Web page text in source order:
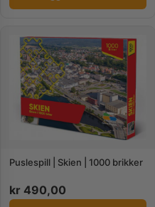
Puslespill | Skien | 1000 brikker
kr 490,00